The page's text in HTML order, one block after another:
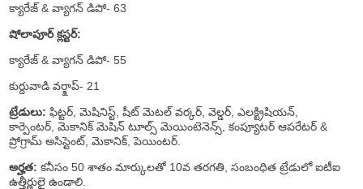
క్యారేజ్ & వ్యాగన్ డిపో- 63
షోలాపూర్ క్లస్టర్:
క్యారేజ్ & వ్యాగన్ డిపో- 55
కుర్దువాడి వర్క్షాప్- 21
ట్రేడులు: ఫిట్టర్, మెషినిస్ట్, షీట్ మెటల్ వర్కర్, వెల్డర్, ఎలక్ట్రిషియన్,
కార్పెంటర్, మెకానిక్ మెషిన్ టూల్స్ మెయింటెనెన్స్, కంప్యూటర్ ఆపరేటర్ &
ప్రోగ్రామ్ అసిస్టెంట్, మెకానిక్, పెయింటర్.
అర్హత: కనీసం 50 శాతం మార్కులతో 10వ తరగతి, సంబంధిత ట్రేడులో ఐటీఐ
ఉత్తీర్ణులై ఉండాలి.